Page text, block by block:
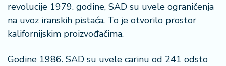
revolucije 1979. godine, SAD su uvele ograničenja
na uvoz iranskih pistaća. To je otvorilo prostor
kalifornijskim proizvođačima.
Godine 1986. SAD su uvele carinu od 241 odsto